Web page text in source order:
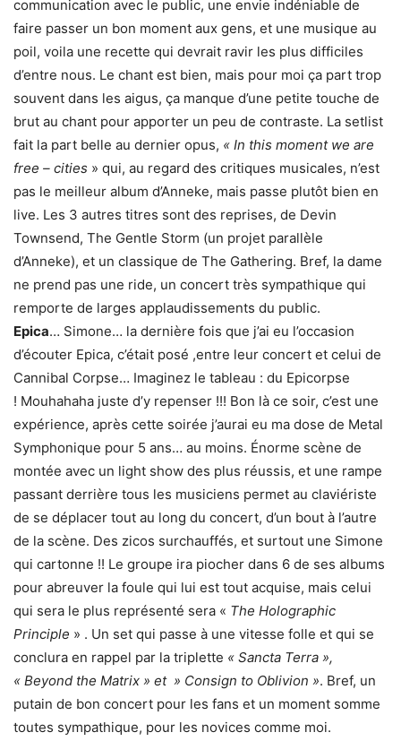
communication avec le public, une envie indéniable de
faire passer un bon moment aux gens, et une musique au
poil, voila une recette qui devrait ravir les plus difficiles
d’entre nous. Le chant est bien, mais pour moi ça part trop
souvent dans les aigus, ça manque d’une petite touche de
brut au chant pour apporter un peu de contraste. La setlist
fait la part belle au dernier opus, « In this moment we are
free – cities » qui, au regard des critiques musicales, n’est
pas le meilleur album d’Anneke, mais passe plutôt bien en
live. Les 3 autres titres sont des reprises, de Devin
Townsend, The Gentle Storm (un projet parallèle
d’Anneke), et un classique de The Gathering. Bref, la dame
ne prend pas une ride, un concert très sympathique qui
remporte de larges applaudissements du public.
Epica… Simone… la dernière fois que j’ai eu l’occasion
d’écouter Epica, c’était posé ,entre leur concert et celui de
Cannibal Corpse… Imaginez le tableau : du Epicorpse
! Mouhahaha juste d’y repenser !!! Bon là ce soir, c’est une
expérience, après cette soirée j’aurai eu ma dose de Metal
Symphonique pour 5 ans… au moins. Énorme scène de
montée avec un light show des plus réussis, et une rampe
passant derrière tous les musiciens permet au claviériste
de se déplacer tout au long du concert, d’un bout à l’autre
de la scène. Des zicos surchauffés, et surtout une Simone
qui cartonne !! Le groupe ira piocher dans 6 de ses albums
pour abreuver la foule qui lui est tout acquise, mais celui
qui sera le plus représenté sera « The Holographic
Principle » . Un set qui passe à une vitesse folle et qui se
conclura en rappel par la triplette « Sancta Terra »,
« Beyond the Matrix » et » Consign to Oblivion ». Bref, un
putain de bon concert pour les fans et un moment somme
toutes sympathique, pour les novices comme moi.